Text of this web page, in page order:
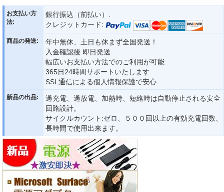
お支払い方
法:
銀行振込（前払い）.
クレジットカード:
商品の発送:
年中無休、土日も休まず全国発送！
入金確認後 即日発送
幅広いお支払い方法でのご利用が可能
365日24時間サポートいたします
SSL通信による個人情報保護で安心
新品の出品:
過充電、過放電、加熱時、短絡時は自動停止される安全
回路設計。
サイクルカウント:ゼロ、５００回以上の有効充電回数、
長時間で使用出来ます。